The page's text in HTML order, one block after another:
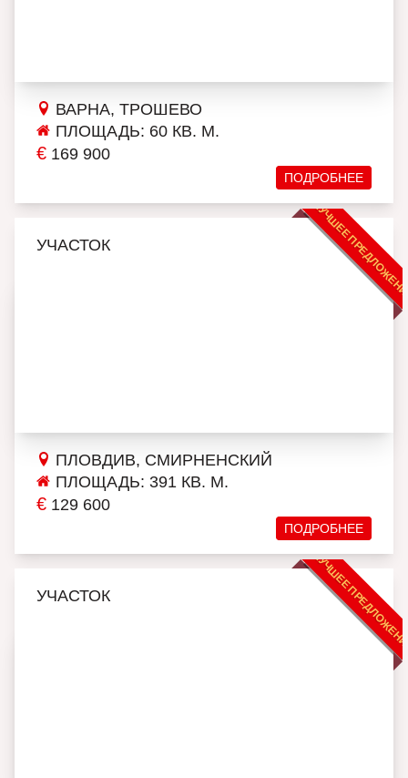
ВАРНА, ТРОШЕВО
ПЛОЩАДЬ: 60 КВ. М.
€ 169 900
ПОДРОБНЕЕ
ЛУЧШЕЕ
УЧАСТОК
ПЛОВДИВ, СМИРНЕНСКИЙ
ПЛОЩАДЬ: 391 КВ. М.
€ 129 600
ПОДРОБНЕЕ
ЛУЧШЕЕ
УЧАСТОК